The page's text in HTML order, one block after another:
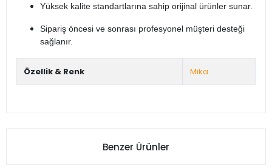
Yüksek kalite standartlarına sahip orijinal ürünler sunar.
Sipariş öncesi ve sonrası profesyonel müşteri desteği
sağlanır.
Özellik & Renk Mika
Benzer Ürünler